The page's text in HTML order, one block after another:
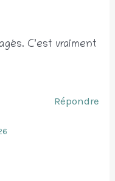
C’est vraiment
Répondre